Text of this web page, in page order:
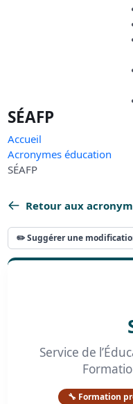
SÉAFP
Accueil
Acronymes éducation
SÉAFP
Retour aux
✏️ Suggérer une
Service de
🔧 Formation